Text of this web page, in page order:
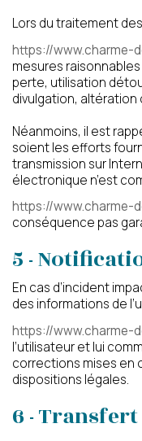
Lors du traitement
https://www.charme-
mesures
perte, utilisation
divulgation,
Néanmoins, il est
soient les efforts
transmission sur
électronique n’est
https://www.charme-
conséquence pas
5 -
En cas d’incident
des informations de
https://www.charme-
l’utilisateur et lui
corrections mises
dispositions légales.
6 -